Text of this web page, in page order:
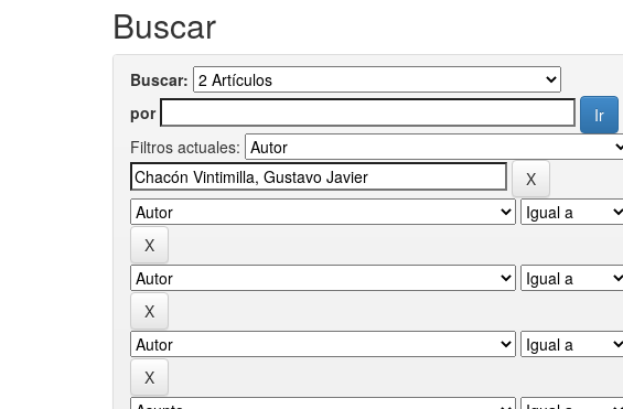
Buscar
Buscar:
por
Filtros actuales: